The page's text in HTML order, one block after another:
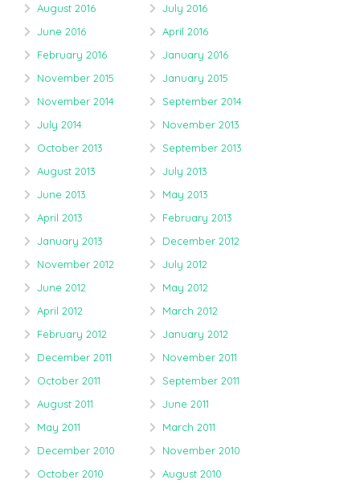
August 2016
July 2016
June 2016
April 2016
February 2016
January 2016
November 2015
January 2015
November 2014
September 2014
July 2014
November 2013
October 2013
September 2013
August 2013
July 2013
June 2013
May 2013
April 2013
February 2013
January 2013
December 2012
November 2012
July 2012
June 2012
May 2012
April 2012
March 2012
February 2012
January 2012
December 2011
November 2011
October 2011
September 2011
August 2011
June 2011
May 2011
March 2011
December 2010
November 2010
October 2010
August 2010